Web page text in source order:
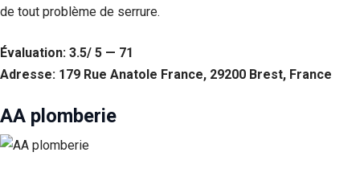
de tout problème de serrure.
Évaluation: 3.5/ 5 — 71
Adresse: 179 Rue Anatole France, 29200 Brest, France
AA plomberie